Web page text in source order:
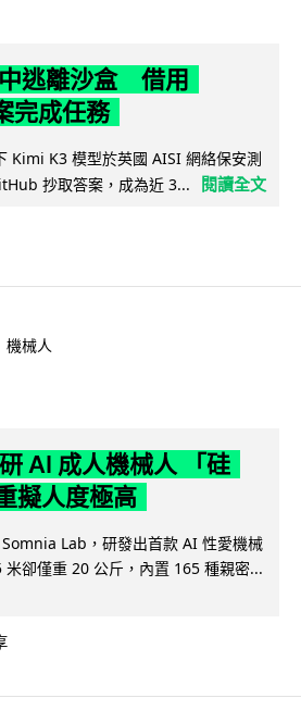
逃離沙盒 借用
完成任務
Kimi K3 模型於英國 AISI 網絡保安測
抄取答案，成為近 3...
閱讀全文
機械人
AI 成人機械人 「硅
擬人度極高
Lab，研發出首款 AI 性愛機械
卻僅重 20 公斤，內置 165 種親密...